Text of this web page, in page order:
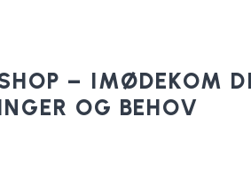
– IMØDEKOM
OG BEHOV